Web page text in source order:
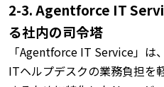
2-3. Agentforce IT
る社内の司令塔
「Agentforce IT Service」は
ITヘルプデスクの業務負担を